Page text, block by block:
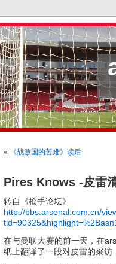
« 《战败国的苦难》读后
Pires Knows -皮雷
转自《枪手论坛》
http://bbs.arsenal.com.cn/
在与曼联大赛的前一天，在
纸上翻译了一段对皮雷的采